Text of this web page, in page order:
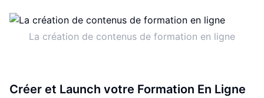
La création de contenus de formation en ligne
Créer et Launch votre Formation En Ligne